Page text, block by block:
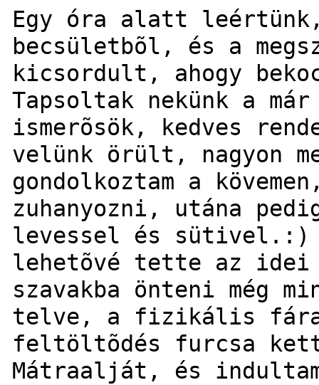
Egy óra alatt
becsületbõl, és a
kicsordult, ahogy
Tapsoltak nekünk a
ismerõsök, kedves
velünk örült, nagyon
gondolkoztam a
zuhanyozni, utána
levessel és sütivel.:)
lehetõvé tette az idei
szavakba önteni még
telve, a fizikális
feltöltõdés furcsa
Mátraalját, és